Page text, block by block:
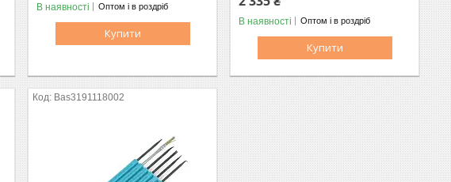
В наявності Оптом і в роздріб
Купити
В наявності Оптом і в роздріб
Купити
Bas3191118002